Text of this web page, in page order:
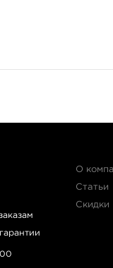
О
Статьи
Скидки